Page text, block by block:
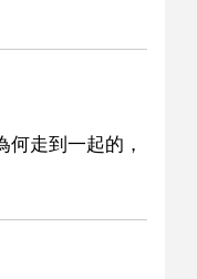
走到一起的，